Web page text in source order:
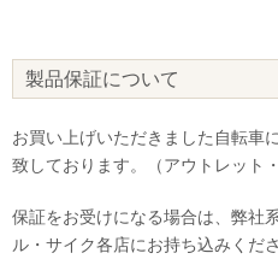
製品保証について
お買い上げいただきました自転車
致しております。（アウトレット
保証をお受けになる場合は、弊社
ル・サイク各店にお持ち込みくださ